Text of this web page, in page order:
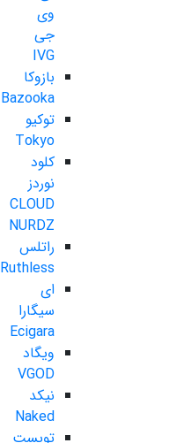
وی
جی
IVG
بازوکا
Bazooka
توکیو
Tokyo
کلود
نوردز
CLOUD
NURDZ
راتلس
Ruthless
ای
سیگارا
Ecigara
ویگاد
VGOD
نیکد
Naked
تویست